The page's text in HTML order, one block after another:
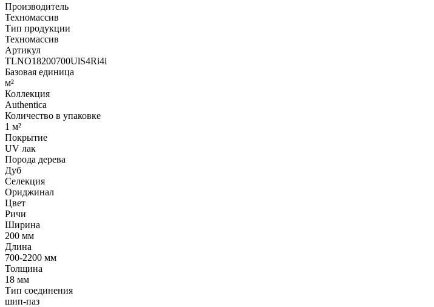
Производитель
Техномассив
Тип продукции
Техномассив
Артикул
TLNO18200700UlS4Ri4i
Базовая единица
м²
Коллекция
Authentica
Количество в упаковке
1 м²
Покрытие
UV лак
Порода дерева
Дуб
Селекция
Ориджинал
Цвет
Ричи
Ширина
200 мм
Длина
700-2200 мм
Толщина
18 мм
Тип соединения
шип-паз